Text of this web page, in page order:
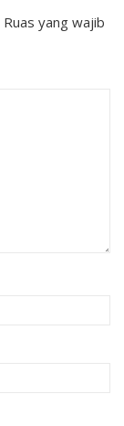
Ruas yang wajib